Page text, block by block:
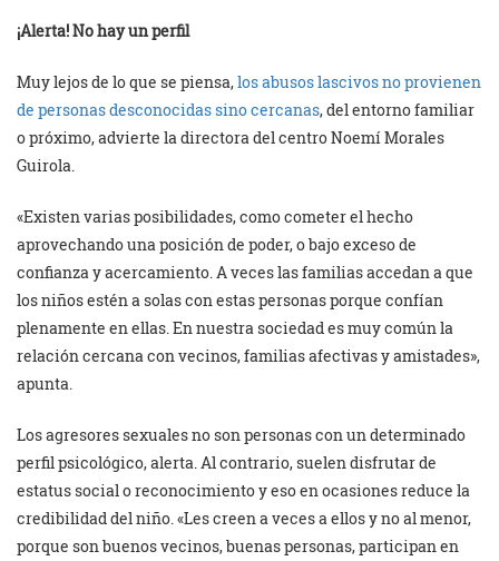
¡Alerta! No hay un perfil
Muy lejos de lo que se piensa,los abusos lascivos no provienen
de personas desconocidas sino cercanas, del entorno familiar
o próximo, advierte la directora del centro Noemí Morales
Guirola.
«Existen varias posibilidades, como cometer el hecho
aprovechando una posición de poder, o bajo exceso de
confianza y acercamiento. A veces las familias accedan a que
los niños estén a solas con estas personas porque confían
plenamente en ellas. En nuestra sociedad es muy común la
relación cercana con vecinos, familias afectivas y amistades»,
apunta.
Los agresores sexuales no son personas con un determinado
perfil psicológico, alerta. Al contrario, suelen disfrutar de
estatus social o reconocimiento y eso en ocasiones reduce la
credibilidad del niño. «Les creen a veces a ellos y no al menor,
porque son buenos vecinos, buenas personas, participan en